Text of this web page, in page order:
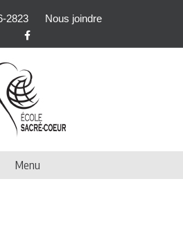
2823
Nous joindre
Facebook
Menu